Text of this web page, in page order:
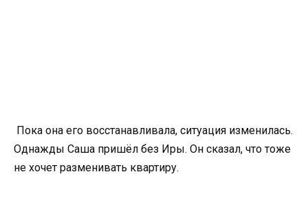
Пока она его восстанавливала, ситуация изменилась.
Однажды Саша пришёл без Иры. Он сказал, что тоже
не хочет разменивать квартиру.